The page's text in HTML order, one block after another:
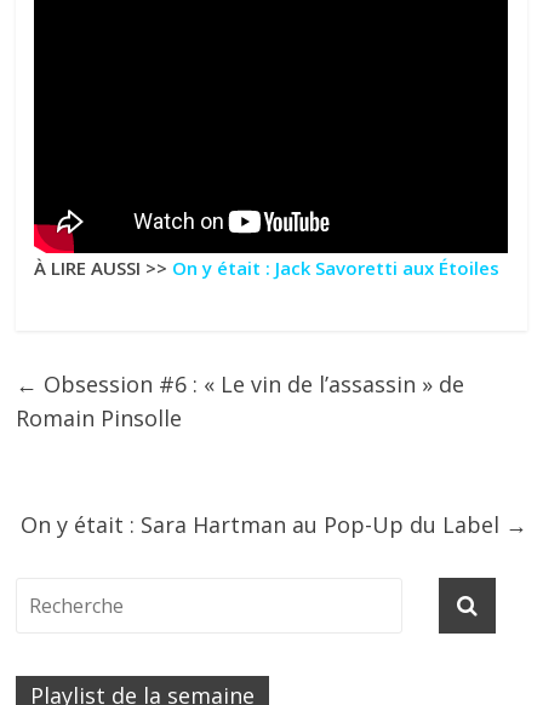
À LIRE AUSSI >> On y était : Jack Savoretti aux Étoiles
← Obsession #6 : « Le vin de l’assassin » de
Romain Pinsolle
On y était : Sara Hartman au Pop-Up du Label →
Playlist de la semaine